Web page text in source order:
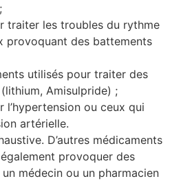
traiter les troubles du rythme
provoquant des battements
utilisés pour traiter des
Amisulpride) ;
l’hypertension ou ceux qui
artérielle.
D’autres médicaments
provoquer des
médecin ou un pharmacien